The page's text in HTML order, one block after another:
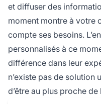
et diffuser des
moment montre à votre
compte ses besoins.
personnalisés à ce
différence dans leur
n’existe pas de solution
d’être au plus proche